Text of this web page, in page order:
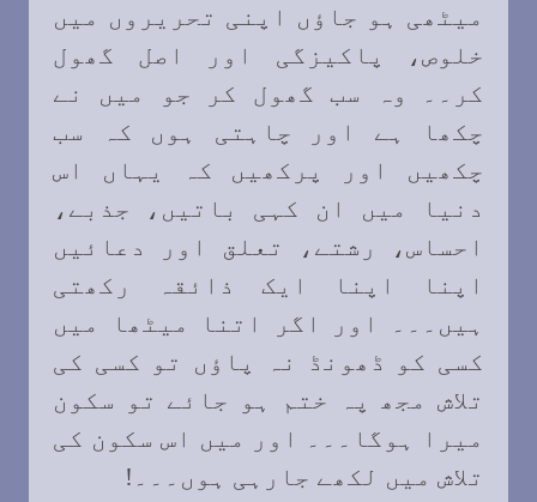
میٹھی ہو جاؤں اپنی تحریروں میں
خلوص، پاکیزگی اور اصل گھول
کر۔۔ وہ سب گھول کر جو میں نے
چکھا ہے اور چاہتی ہوں کہ سب
چکھیں اور پرکھیں کہ یہاں اس
دنیا میں ان کہی باتیں، جذبے،
احساس، رشتے، تعلق اور دعائیں
اپنا اپنا ایک ذائقہ رکھتی
ہیں۔۔۔ اور اگر اتنا میٹھا میں
کسی کو ڈھونڈ نہ پاؤں تو کسی کی
تلاش مجھ پہ ختم ہو جائے تو سکون
میرا ہوگا۔۔۔ اور میں اس سکون کی
تلاش میں لکھے جارہی ہوں۔۔۔ !